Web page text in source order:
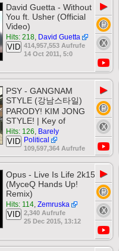
David Guetta - Without
You ft. Usher (Official
Video)
Hits: 218, David Guetta
VID 414,957,553 Aufrufe
14 Oct 2011, 5:0
▶
PSY - GANGNAM
STYLE (강남스타일)
PARODY! KIM JONG
STYLE! | Key of
Hits: 126, Barely
Political
VID
109,597,364 Aufrufe
▶
Opus - Live Is Life 2k15
(MyceQ Hands Up!
Remix)
Hits: 114, Zemruska
VID 2,340 Aufrufe
25 Dec 2015, 13:12
▶